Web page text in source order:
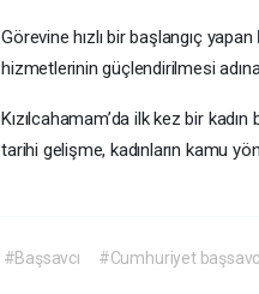
Görevine hızlı bir başlangıç yapan
hizmetlerinin güçlendirilmesi
Kızılcahamam’da ilk kez bir
tarihi gelişme, kadınların kamu
#Başsavcı #Cumhuriyet